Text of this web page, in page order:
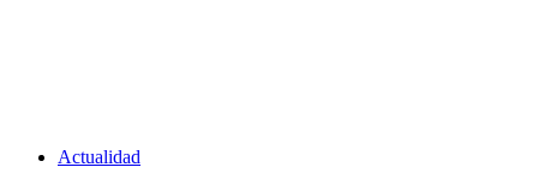
Actualidad